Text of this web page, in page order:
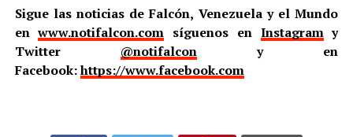
Sigue las noticias de Falcón, Venezuela y el Mundo
enwww.notifalcon.com síguenos en Instagramy
Twitter @notifalcony en
Facebook:https://www.facebook.com